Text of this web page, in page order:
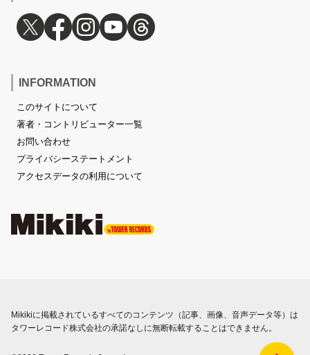
INFORMATION
このサイトについて
著者・コントリビューター一覧
お問い合わせ
プライバシーステートメント
アクセスデータの利用について
Mikikiに掲載されているすべてのコンテンツ（記事、画像、音声データ等）は
タワーレコード株式会社の承諾なしに無断転載することはできません。